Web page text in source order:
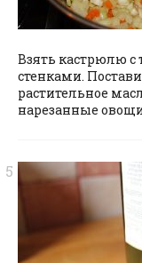
Взять кастрюлю
стенками.
растительное
нарезанные